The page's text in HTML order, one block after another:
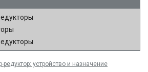
редуктор: устройство и назначение